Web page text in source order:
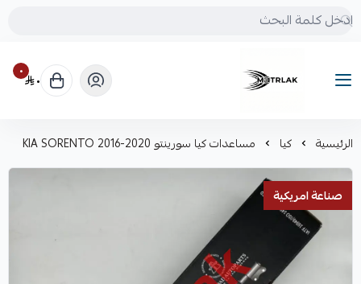
Motrlak
٠ ٠
الرئيسية كيا مساعدات كيا سورينتو KIA SORENTO 2016-2020
صناعة امريكية